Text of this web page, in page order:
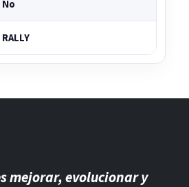
No
RALLY
mejorar, evolucionar y